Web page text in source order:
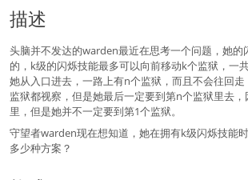
描述
头脑并不发达的warden最近在思考一个问题，她的
的，k级的闪烁技能最多可以向前移动k个监狱，一
她从入口进去，一路上有n个监狱，而且不会往回
监狱都视察，但是她最后一定要到第n个监狱里去
里，但是她并不一定要到第1个监狱。
守望者warden现在想知道，她在拥有k级闪烁技能
多少种方案？